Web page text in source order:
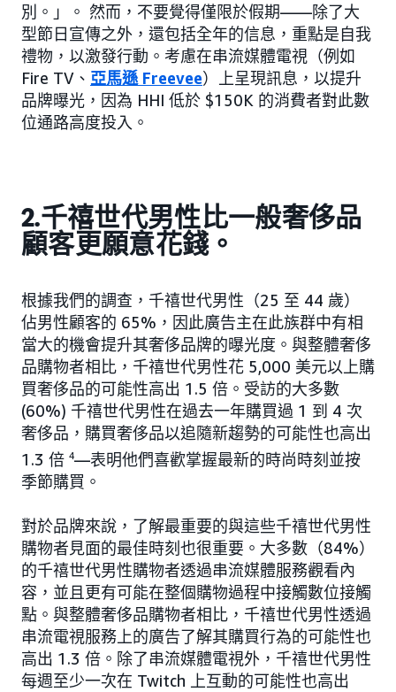
別。」。 然而，不要覺得僅限於假期——除了大
型節日宣傳之外，還包括全年的信息，重點是自我
禮物，以激發行動。考慮在串流媒體電視（例如
Fire TV、 亞馬遜 Freevee）上呈現訊息，以提升
品牌曝光，因為 HHI 低於 $150K 的消費者對此數
位通路高度投入。
2.千禧世代男性比一般奢侈品
顧客更願意花錢。
根據我們的調查，千禧世代男性（25 至 44 歲）
佔男性顧客的 65%，因此廣告主在此族群中有相
當大的機會提升其奢侈品牌的曝光度。與整體奢侈
品購物者相比，千禧世代男性花 5,000 美元以上購
買奢侈品的可能性高出 1.5 倍。受訪的大多數
(60%) 千禧世代男性在過去一年購買過 1 到 4 次
奢侈品，購買奢侈品以追隨新趨勢的可能性也高出
1.3 倍 4—表明他們喜歡掌握最新的時尚時刻並按
季節購買。
對於品牌來說，了解最重要的與這些千禧世代男性
購物者見面的最佳時刻也很重要。大多數（84%）
的千禧世代男性購物者透過串流媒體服務觀看內
容，並且更有可能在整個購物過程中接觸數位接觸
點。與整體奢侈品購物者相比，千禧世代男性透過
串流電視服務上的廣告了解其購買行為的可能性也
高出 1.3 倍。除了串流媒體電視外，千禧世代男性
每週至少一次在 Twitch 上互動的可能性也高出